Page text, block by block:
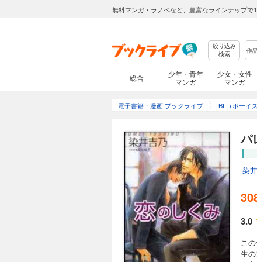
無料マンガ・ラノベなど、豊富なラインナップで
絞り込み
検索
総合
少年・青年
マンガ
少女・女性
マンガ
電子書籍・漫画 ブックライブ BL（ボーイ
パ
染
3.0
こ
生